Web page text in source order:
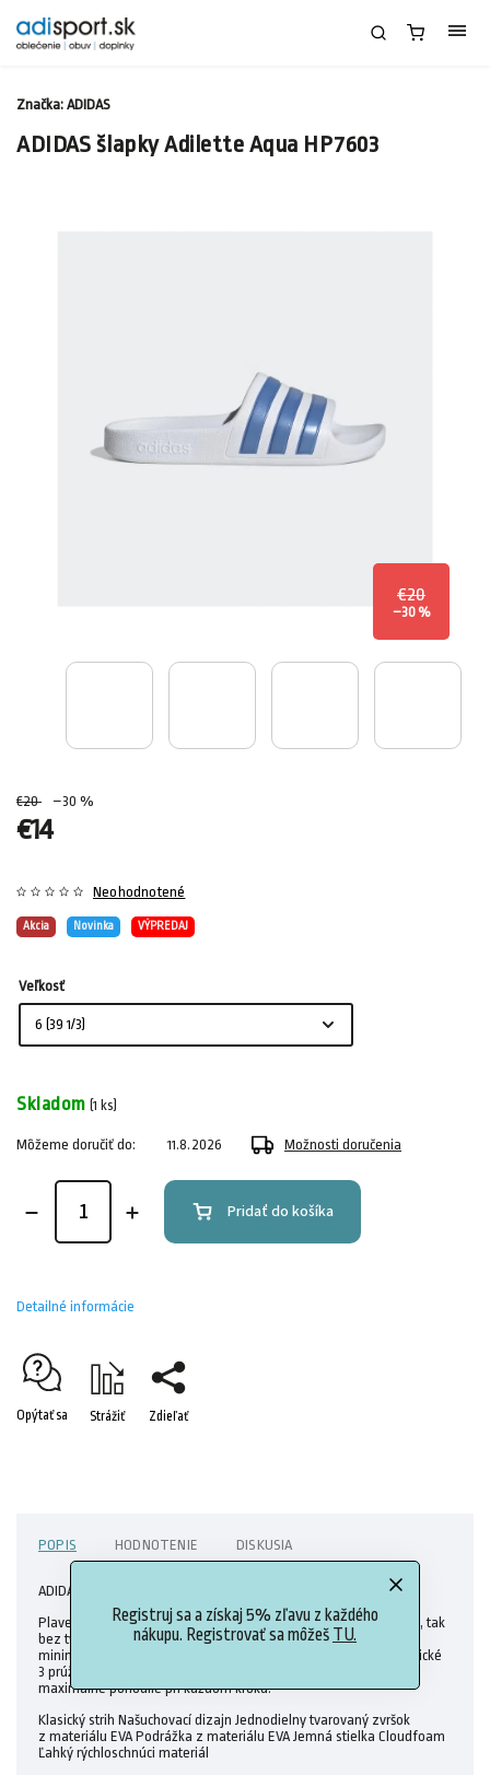
Registruj sa a získaj 5% zľavu z každého
nákupu. Registrovať sa môžeš TU.
ADIDAS šlapky Adilette Aqua HP7603
€20
–30 %
€20 –30 %
€14
Akcia Novinka VÝPREDAJ
Neohodnotené
Značka: ADIDAS
Veľkosť
Skladom (1 ks)
Môžeme doručiť do: 11.8.2026 Možnosti doručenia
Pridať do košíka
Detailné informácie
Opýtať sa Strážiť Zdieľať
POPIS HODNOTENIE DISKUSIA
ADIDAS šlapky Adilette Aqua HP7603
Plavecké šľapky s výnimočným tlmením. Ak sa chystáš k bazénu, tak
bez týchto šľapiek ani na krok. Sú vhodné aj do sprchy, majú
minimalistickú našuchovaciu konštrukciu, zdobia ich charakteristické
3 prúžky a dotvára ich spoľahlivé tlmenie, ktoré ti zabezpečí
maximálne pohodlie pri každom kroku.
Klasický strih Našuchovací dizajn Jednodielny tvarovaný zvršok
z materiálu EVA Podrážka z materiálu EVA Jemná stielka Cloudfoam
Ľahký rýchloschnúci materiál